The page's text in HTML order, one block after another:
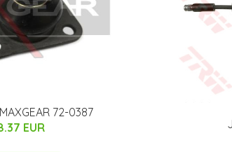
72-0387
EUR